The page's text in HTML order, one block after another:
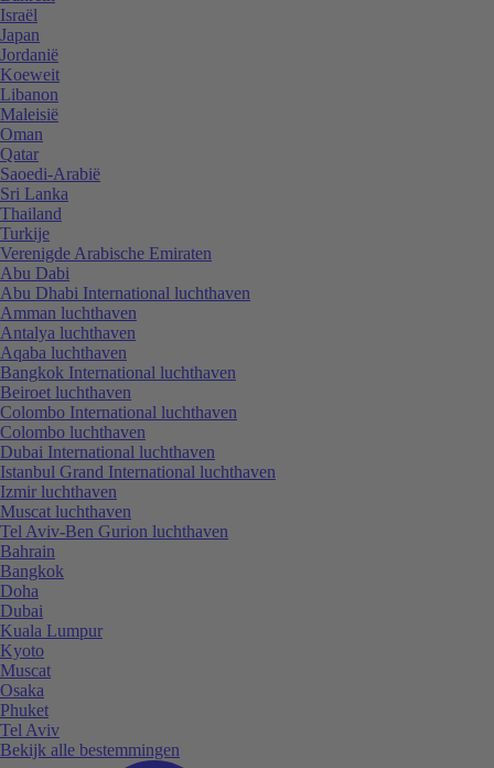
Israël
Japan
Jordanië
Koeweit
Libanon
Maleisië
Oman
Qatar
Saoedi-Arabië
Sri Lanka
Thailand
Turkije
Verenigde Arabische Emiraten
Abu Dabi
Abu Dhabi International luchthaven
Amman luchthaven
Antalya luchthaven
Aqaba luchthaven
Bangkok International luchthaven
Beiroet luchthaven
Colombo International luchthaven
Colombo luchthaven
Dubai International luchthaven
Istanbul Grand International luchthaven
Izmir luchthaven
Muscat luchthaven
Tel Aviv-Ben Gurion luchthaven
Bahrain
Bangkok
Doha
Dubai
Kuala Lumpur
Kyoto
Muscat
Osaka
Phuket
Tel Aviv
Bekijk alle bestemmingen